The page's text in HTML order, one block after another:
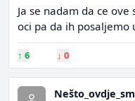
Ja se nadam da ce
oci pa da ih posaljemo
↑ 6 ↓ 0